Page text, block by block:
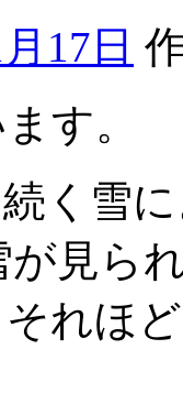
17日
す。
く雪
が見ら
れほ